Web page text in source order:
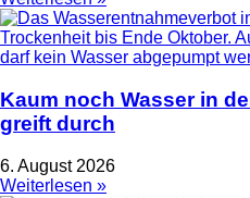
Kaum noch Wasser in
greift durch
6. August 2026
Weiterlesen »